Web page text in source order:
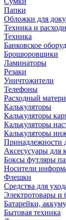
Папки
Обложки для
Техника и
Техника
Банковское
Брошюровщики
Ламинаторы
Резаки
Уничтожители
Телефоны
Расходный
Калькуляторы
Калькуляторы
Калькуляторы
Калькуляторы
Принадлежности
Аксесусуары для
Боксы футляры
Носители
Флешки
Средства для
Электротовары и
Батарейки,
Бытовая техника